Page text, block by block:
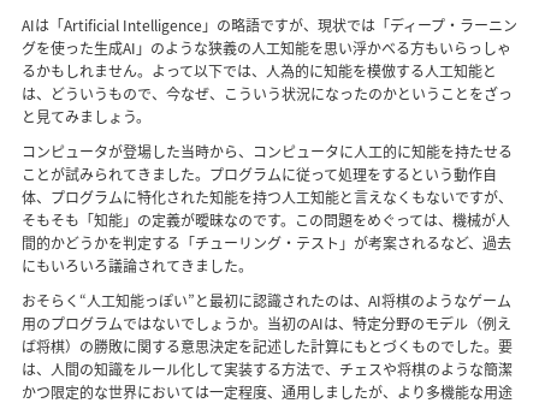
AIは「Artificial Intelligence」の略語ですが、現状では「ディープ・ラーニン
グを使った生成AI」のような狭義の人工知能を思い浮かべる方もいらっしゃ
るかもしれません。よって以下では、人為的に知能を模倣する人工知能と
は、どういうもので、今なぜ、こういう状況になったのかということをざっ
と見てみましょう。
コンピュータが登場した当時から、コンピュータに人工的に知能を持たせる
ことが試みられてきました。プログラムに従って処理をするという動作自
体、プログラムに特化された知能を持つ人工知能と言えなくもないですが、
そもそも「知能」の定義が曖昧なのです。この問題をめぐっては、機械が人
間的かどうかを判定する「チューリング・テスト」が考案されるなど、過去
にもいろいろ議論されてきました。
おそらく“人工知能っぽい”と最初に認識されたのは、AI将棋のようなゲーム
用のプログラムではないでしょうか。当初のAIは、特定分野のモデル（例え
ば将棋）の勝敗に関する意思決定を記述した計算にもとづくものでした。要
は、人間の知識をルール化して実装する方法で、チェスや将棋のような簡潔
かつ限定的な世界においては一定程度、通用しましたが、より多機能な用途